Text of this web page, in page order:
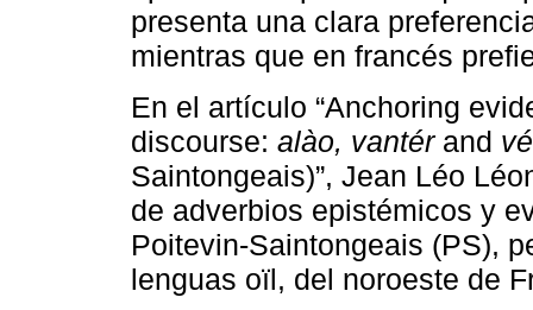
presenta una clara
mientras que en francés
En el artículo “Anchoring
discourse: alào, vantérand
Saintongeais)”, Jean Léo
de adverbios epistémicos y
Poitevin-Saintongeais (PS),
lenguas oïl, del noroeste de